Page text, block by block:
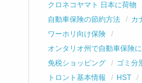
クロネコヤマト 日本に荷物
自動車保険の節約方法
カ
ワーホリ向け保険
オンタリオ州で自動車保険
免税ショッピング
ゴミ分
トロント基本情報
HST